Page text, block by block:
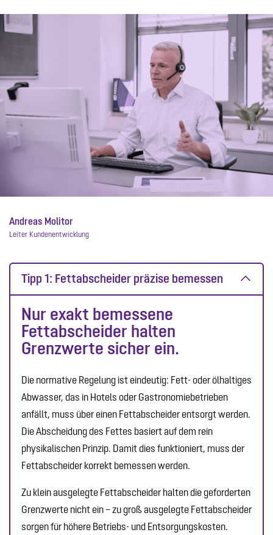
Andreas Molitor
Leiter Kundenentwicklung
Tipp 1: Fettabscheider präzise bemessen
Nur exakt bemessene
Fettabscheider halten
Grenzwerte sicher ein.
Die normative Regelung ist eindeutig: Fett- oder ölhaltiges
Abwasser, das in Hotels oder Gastronomiebetrieben
anfällt, muss über einen Fettabscheider entsorgt werden.
Die Abscheidung des Fettes basiert auf dem rein
physikalischen Prinzip. Damit dies funktioniert, muss der
Fettabscheider korrekt bemessen werden.
Zu klein ausgelegte Fettabscheider halten die geforderten
Grenzwerte nicht ein – zu groß ausgelegte Fettabscheider
sorgen für höhere Betriebs- und Entsorgungskosten.